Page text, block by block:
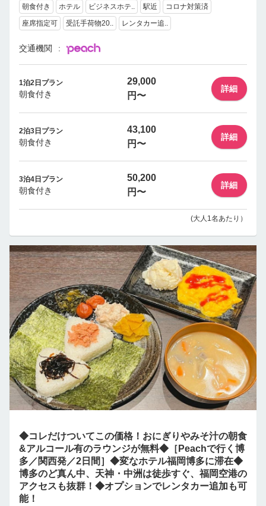
朝食付き
ホテル ビジネスホテ.. 駅近
コロナ対策済
座席指定可
受託手荷物20.. レンタカー追..
交通機関
1泊2日プラン
朝食付き
29,000
円〜
詳細
2泊3日プラン
朝食付き
43,100
円〜
詳細
3泊4日プラン
朝食付き
50,200
円〜
詳細
(大人1名あたり）
◆コレだけついてこの価格！おにぎりやみそ汁の朝食
&アルコール有のラウンジが無料◆［Peachで行く博
多／関西発／2日間］◆変なホテル福岡博多に滞在◆
博多のど真ん中、天神・中洲は徒歩すぐ、福岡空港の
アクセスも抜群！◆オプションでレンタカー追加も可
能！